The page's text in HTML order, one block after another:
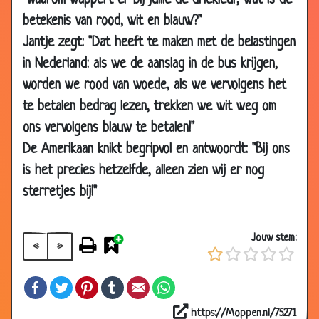
betekenis van rood, wit en blauw?"
Jantje zegt: "Dat heeft te maken met de belastingen
in Nederland: als we de aanslag in de bus krijgen,
worden we rood van woede, als we vervolgens het
te betalen bedrag lezen, trekken we wit weg om
ons vervolgens blauw te betalen!"
De Amerikaan knikt begripvol en antwoordt: "Bij ons
is het precies hetzelfde, alleen zien wij er nog
sterretjes bij!"
« »
Jouw stem:
FacebookTwitterPinterestTumblrEmail
https://Moppen.nl/75271
21 Dec
2019
Nilgün Yerli - Cultuurverschillen in een
vliegtuig
20 Dec
2019
Najib Amhali - Vliegtuig 2.62
16 Dec
Evert Kwok - Vergeetmenietje 2.89
14 Dec
2019
Sterrenhemel 3.01
08 Dec
Hans Teeuwen - Bertje en Henk
07 Dec
2019
Waardenberg en De Jong - Rijles 2.98
2019
Evert Kwok - Last van staar 3.02